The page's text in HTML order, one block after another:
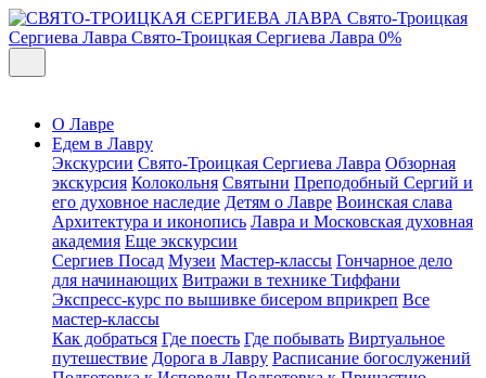
Свято-Троицкая
Сергиева Лавра Свято-Троицкая Сергиева Лавра 0%
О Лавре
Едем в Лавру
Экскурсии Свято-Троицкая Сергиева Лавра Обзорная
экскурсия Колокольня Святыни Преподобный Сергий и
его духовное наследие Детям о Лавре Воинская слава
Архитектура и иконопись Лавра и Московская духовная
академия Еще экскурсии
Сергиев Посад Музеи Мастер-классы Гончарное дело
для начинающих Витражи в технике Тиффани
Экспресс-курс по вышивке бисером вприкреп Все
мастер-классы
Как добраться Где поесть Где побывать Виртуальное
путешествие Дорога в Лавру Расписание богослужений